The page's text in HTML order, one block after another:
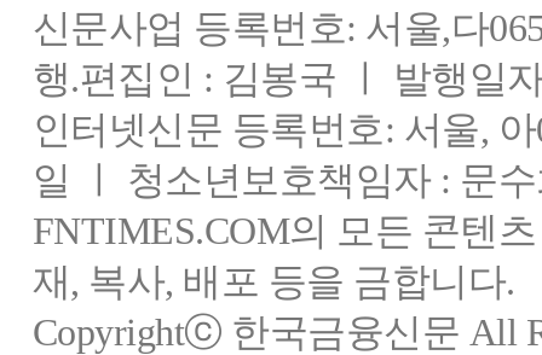
신문사업 등록번호: 서울,다
행.편집인 : 김봉국 ㅣ 발행일
인터넷신문 등록번호: 서울,
일 ㅣ 청소년보호책임자 : 문
FNTIMES.COM의 모든 콘텐
재, 복사, 배포 등을 금합니다.
Copyrightⓒ 한국금융신문 All